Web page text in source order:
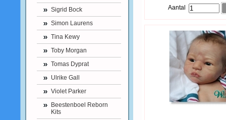
Sigrid Bock
Simon Laurens
Tina Kewy
Toby Morgan
Tomas Dyprat
Ulrike Gall
Violet Parker
Beestenboel Reborn
Kits
Aantal